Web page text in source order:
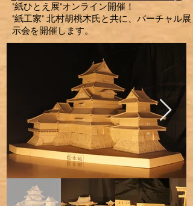
"紙ひとえ展"オンライン開催！
"紙工家" 北村胡桃木氏と共に、バーチャル展
示会を開催します。